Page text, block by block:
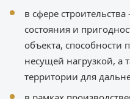
в сфере
состояния и
объекта, способности
несущей нагрузкой, а
территории для